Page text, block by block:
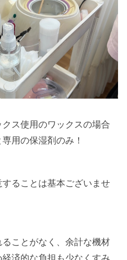
ス使用のワックスの場合
用の保湿剤のみ！
ることは基本ございませ
ことがなく、余計な機材
済的な負担も少なくすみ